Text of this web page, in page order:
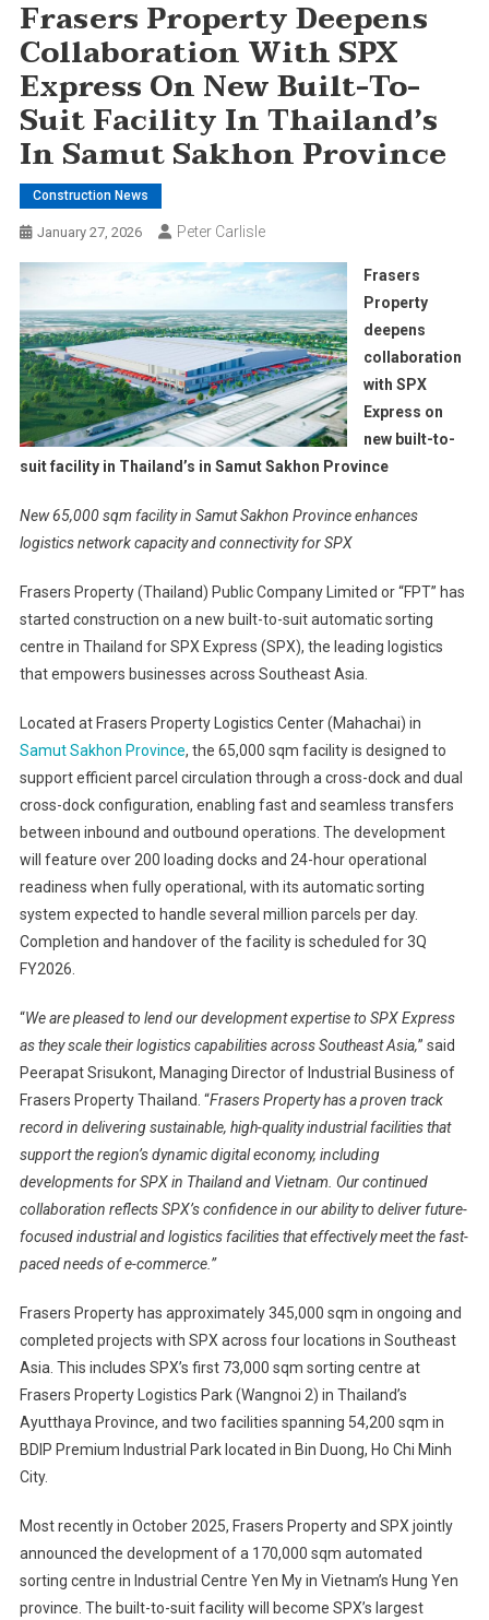
Frasers Property Deepens
Collaboration With SPX
Express On New Built-To-
Suit Facility In Thailand’s
In Samut Sakhon Province
Construction News
January 27, 2026 Peter Carlisle
Frasers
Property
deepens
collaboration
with SPX
Express on
new built-to-
suit facility in Thailand’s in Samut Sakhon Province
New 65,000 sqm facility in Samut Sakhon Province enhances
logistics network capacity and connectivity for SPX
Frasers Property (Thailand) Public Company Limited or “FPT” has
started construction on a new built-to-suit automatic sorting
centre in Thailand for SPX Express (SPX), the leading logistics
that empowers businesses across Southeast Asia.
Located at Frasers Property Logistics Center (Mahachai) in
Samut Sakhon Province, the 65,000 sqm facility is designed to
support efficient parcel circulation through a cross-dock and dual
cross-dock configuration, enabling fast and seamless transfers
between inbound and outbound operations. The development
will feature over 200 loading docks and 24-hour operational
readiness when fully operational, with its automatic sorting
system expected to handle several million parcels per day.
Completion and handover of the facility is scheduled for 3Q
FY2026.
“We are pleased to lend our development expertise to SPX Express
as they scale their logistics capabilities across Southeast Asia,” said
Peerapat Srisukont, Managing Director of Industrial Business of
Frasers Property Thailand. “Frasers Property has a proven track
record in delivering sustainable, high-quality industrial facilities that
support the region’s dynamic digital economy, including
developments for SPX in Thailand and Vietnam. Our continued
collaboration reflects SPX’s confidence in our ability to deliver future-
focused industrial and logistics facilities that effectively meet the fast-
paced needs of e-commerce.”
Frasers Property has approximately 345,000 sqm in ongoing and
completed projects with SPX across four locations in Southeast
Asia. This includes SPX’s first 73,000 sqm sorting centre at
Frasers Property Logistics Park (Wangnoi 2) in Thailand’s
Ayutthaya Province, and two facilities spanning 54,200 sqm in
BDIP Premium Industrial Park located in Bin Duong, Ho Chi Minh
City.
Most recently in October 2025, Frasers Property and SPX jointly
announced the development of a 170,000 sqm automated
sorting centre in Industrial Centre Yen My in Vietnam’s Hung Yen
province. The built-to-suit facility will become SPX’s largest